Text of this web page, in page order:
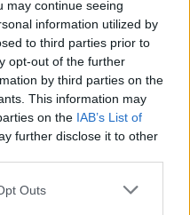
may continue seeing
information utilized by
to third parties prior to
opt-out of the further
by third parties on the
This information may
on the IAB’s List of
further disclose it to other
Outs